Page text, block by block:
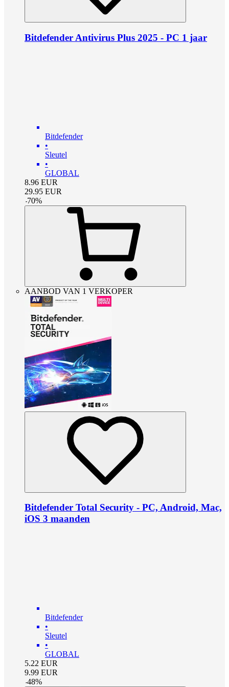
Bitdefender Antivirus Plus 2025 - PC 1 jaar
Bitdefender
•
Sleutel
•
GLOBAL
8.96 EUR
29.95 EUR
-70%
AANBOD VAN 1 VERKOPER
Bitdefender Total Security - PC, Android, Mac,
iOS 3 maanden
Bitdefender
•
Sleutel
•
GLOBAL
5.22 EUR
9.99 EUR
-48%